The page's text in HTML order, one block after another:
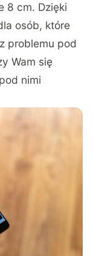
8 cm. Dzięki
osób, które
problemu pod
Wam się
nimi